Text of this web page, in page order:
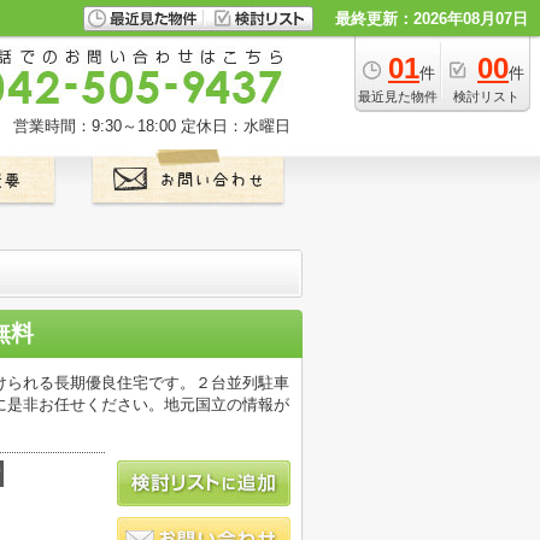
最終更新：2026年08月07日
01件
最近見た物件
00件
検討リスト
営業時間：9:30～18:00 定休日：水曜日
料
れる長期優良住宅です。２台並列駐車
非お任せください。地元国立の情報が